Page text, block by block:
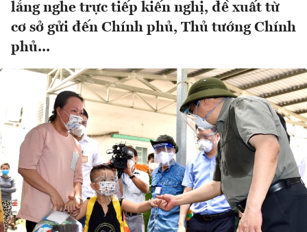
lắng nghe trực tiếp kiến nghị, đề xuất từ
cơ sở gửi đến Chính phủ, Thủ tướng Chính
phủ...